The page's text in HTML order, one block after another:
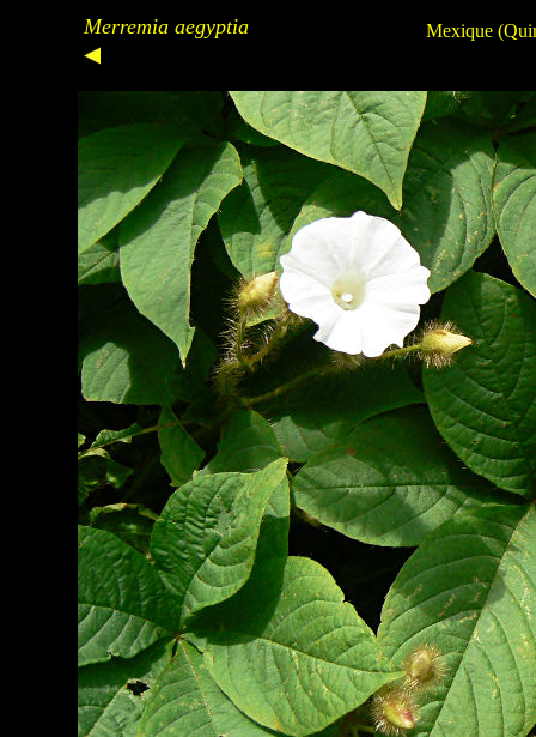
Merremia aegyptia Mexique